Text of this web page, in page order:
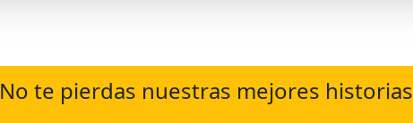
No te pierdas nuestras mejores historias